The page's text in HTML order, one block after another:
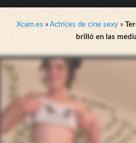
Xcam.es » Actrices de cine sexy »
brilló en las